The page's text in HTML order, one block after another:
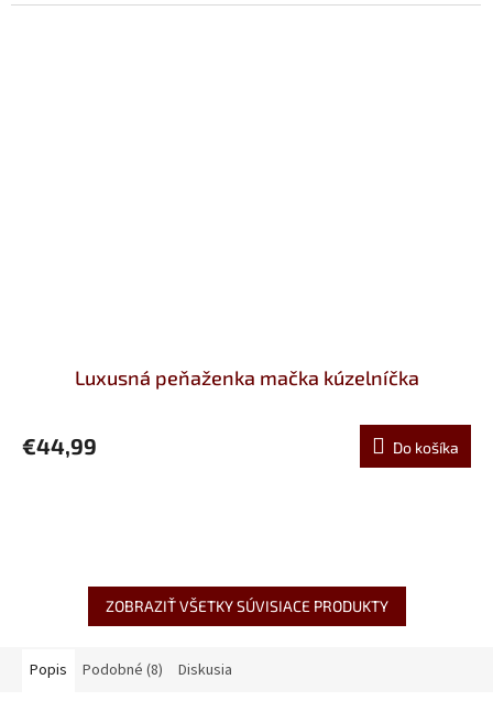
Luxusná peňaženka mačka kúzelníčka
€44,99 Do košíka
ZOBRAZIŤ VŠETKY SÚVISIACE PRODUKTY
Popis Podobné (8) Diskusia